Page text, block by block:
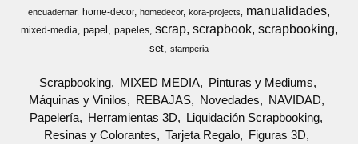
encuadernar home-decor homedecor kora-projects manualidades
mixed-media papel papeles scrap scrapbook scrapbooking
set stamperia
Scrapbooking MIXED MEDIA
Pinturas y Mediums
Máquinas y Vinilos
REBAJAS Novedades
NAVIDAD
Papelería
Herramientas 3D
Liquidación Scrapbooking
Resinas y Colorantes
Tarjeta Regalo
Figuras 3D